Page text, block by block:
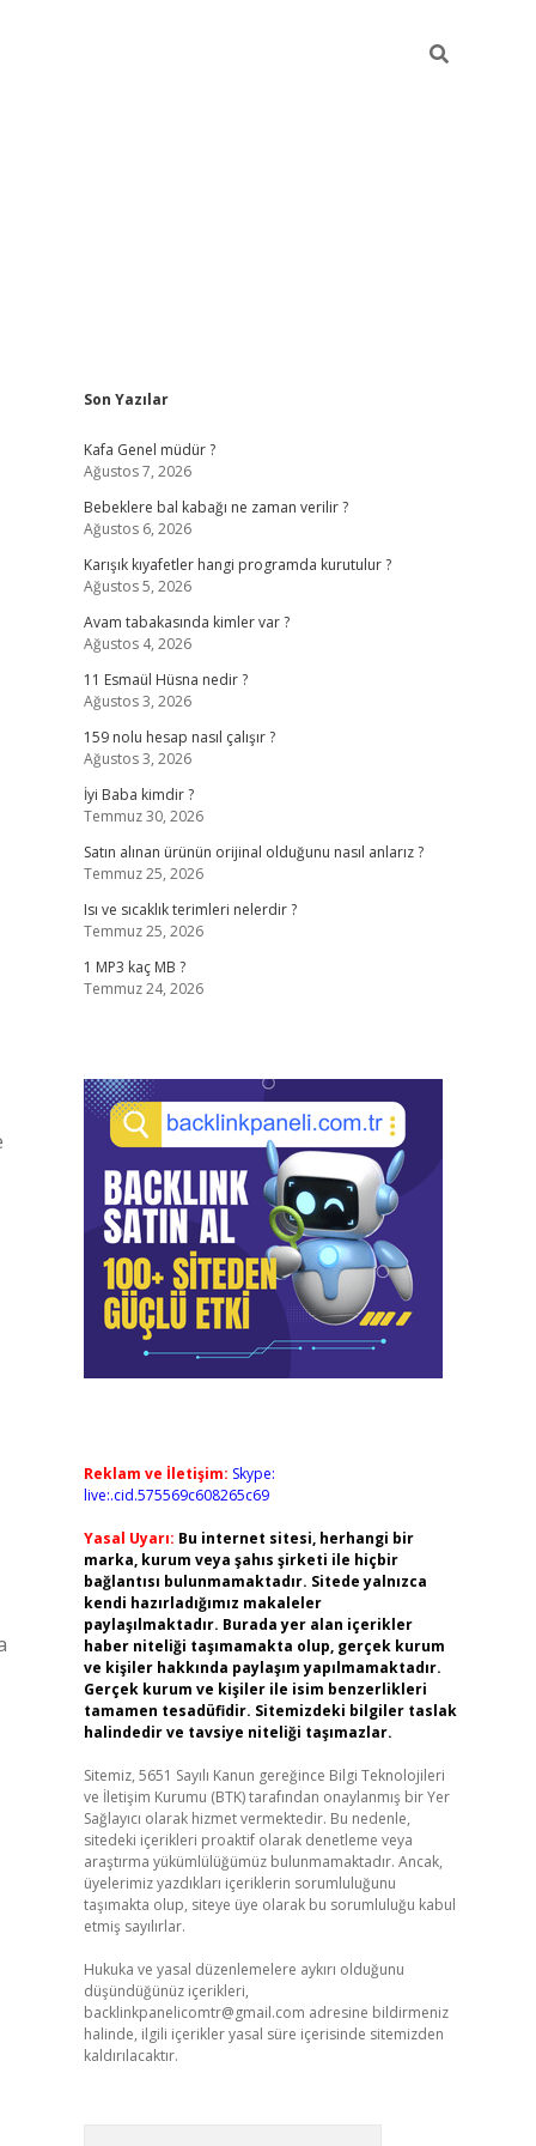
Sidebar
Son Yazılar
Kafa Genel müdür ?
Ağustos 7, 2026
Bebeklere bal kabağı ne zaman verilir ?
Ağustos 6, 2026
Karışık kıyafetler hangi programda kurutulur ?
Ağustos 5, 2026
Avam tabakasında kimler var ?
Ağustos 4, 2026
11 Esmaül Hüsna nedir ?
Ağustos 3, 2026
159 nolu hesap nasıl çalışır ?
Ağustos 3, 2026
İyi Baba kimdir ?
Temmuz 30, 2026
Satın alınan ürünün orijinal olduğunu nasıl anlarız ?
Temmuz 25, 2026
Isı ve sıcaklık terimleri nelerdir ?
Temmuz 25, 2026
1 MP3 kaç MB ?
Temmuz 24, 2026
Reklam ve İletişim: Skype:
live:.cid.575569c608265c69
Yasal Uyarı: Bu internet sitesi, herhangi bir
marka, kurum veya şahıs şirketi ile hiçbir
bağlantısı bulunmamaktadır. Sitede yalnızca
kendi hazırladığımız makaleler
paylaşılmaktadır. Burada yer alan içerikler
haber niteliği taşımamakta olup, gerçek kurum
ve kişiler hakkında paylaşım yapılmamaktadır.
Gerçek kurum ve kişiler ile isim benzerlikleri
tamamen tesadüfidir. Sitemizdeki bilgiler taslak
halindedir ve tavsiye niteliği taşımazlar.
Sitemiz, 5651 Sayılı Kanun gereğince Bilgi Teknolojileri
ve İletişim Kurumu (BTK) tarafından onaylanmış bir Yer
Sağlayıcı olarak hizmet vermektedir. Bu nedenle,
sitedeki içerikleri proaktif olarak denetleme veya
araştırma yükümlülüğümüz bulunmamaktadır. Ancak,
üyelerimiz yazdıkları içeriklerin sorumluluğunu
taşımakta olup, siteye üye olarak bu sorumluluğu kabul
etmiş sayılırlar.
Hukuka ve yasal düzenlemelere aykırı olduğunu
düşündüğünüz içerikleri,
backlinkpanelicomtr@gmail.com adresine bildirmeniz
halinde, ilgili içerikler yasal süre içerisinde sitemizden
kaldırılacaktır.